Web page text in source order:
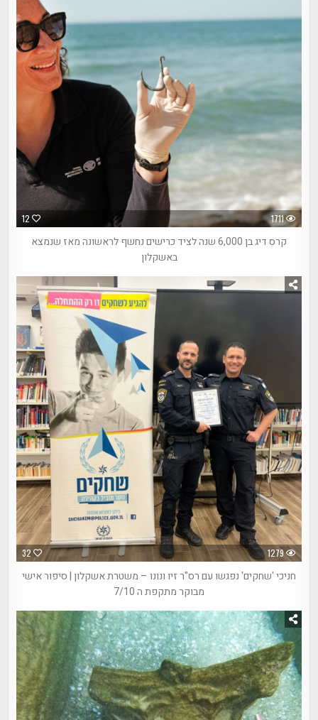
12 1711
קרס דיג בן 6,000 שנה לציד כרישים נחשף לראשונה מאז שנמצא
באשקלון
32 1279
חניכי 'שחקים' נפגשו עם רס"ר זיו ונונו – משטרת אשקלון | סיפור אישי
מבוקר מתקפת ה 7/10